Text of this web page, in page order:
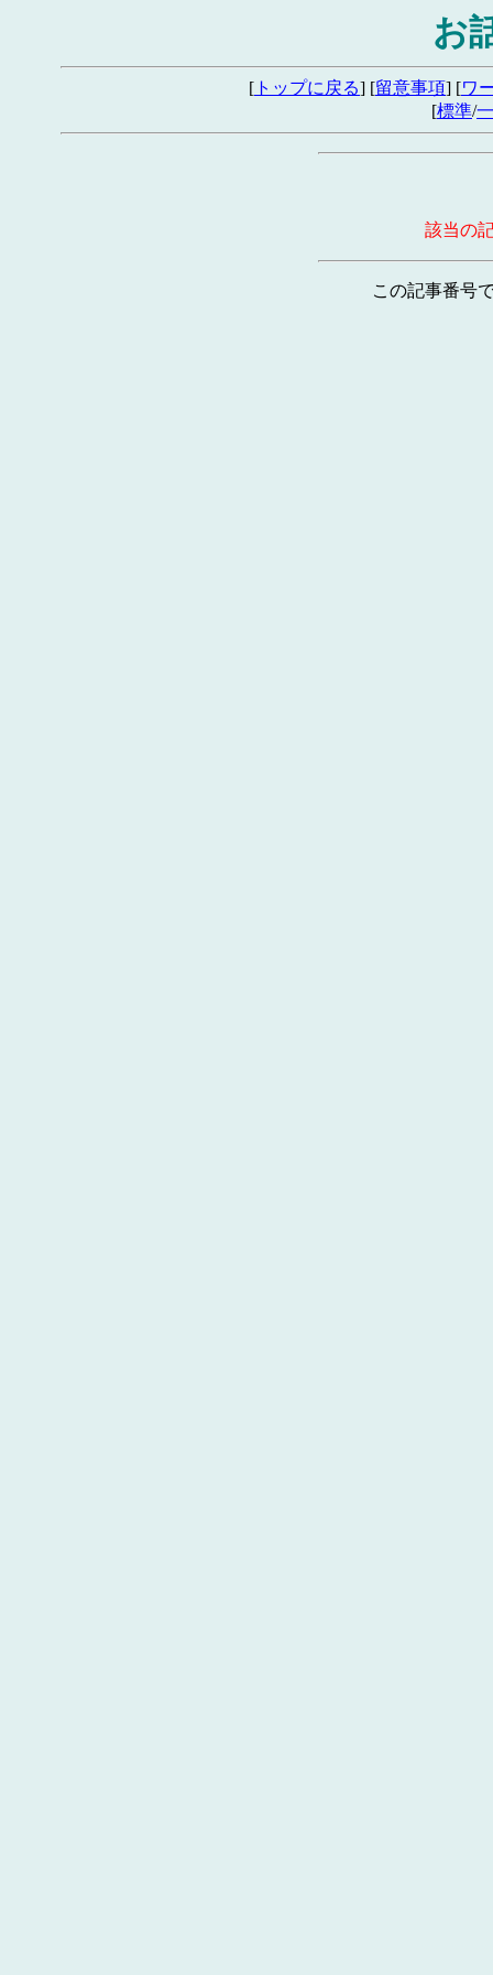
お
[ トップに戻る] [留意事項] [ワ
[標準/
該当の
この記事番号